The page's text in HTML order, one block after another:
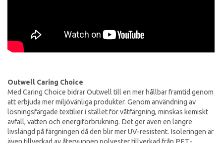
Outwell Caring Choice
Med Caring Choice bidrar Outwell till en mer hållbar framtid genom
att erbjuda mer miljövänliga produkter. Genom användning av
lösningsfärgade textilier i stället för våtfärgning, minskas kemiskt
avfall, vatten och energiförbrukning. Det ger även en längre
livslängd på färgningen då den blir mer UV-resistent. Isoleringen är
även tillverkad av återvunnen polyester tillverkad från PET-